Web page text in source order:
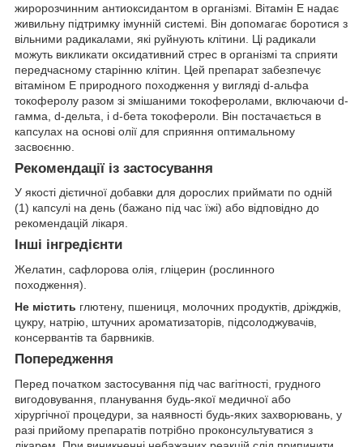
жиророзчинним антиоксидантом в організмі. Вітамін E надає
живильну підтримку імунній системі. Він допомагає боротися з
вільними радикалами, які руйнують клітини. Ці радикали
можуть викликати оксидативний стрес в організмі та сприяти
передчасному старінню клітин. Цей препарат забезпечує
вітаміном E природного походження у вигляді d-альфа
токоферолу разом зі змішаними токоферолами, включаючи d-
гамма, d-дельта, і d-бета токофероли. Він постачається в
капсулах на основі олії для сприяння оптимальному
засвоєнню.
Рекомендації із застосування
У якості дієтичної добавки для дорослих приймати по одній
(1) капсулі на день (бажано під час їжі) або відповідно до
рекомендацій лікаря.
Інші інгредієнти
Желатин, сафлорова олія, гліцерин (рослинного
походження).
Не містить глютену, пшениця, молочних продуктів, дріжджів,
цукру, натрію, штучних ароматизаторів, підсолоджувачів,
консервантів та барвників.
Попередження
Перед початком застосування під час вагітності, грудного
вигодовування, планування будь-якої медичної або
хірургічної процедури, за наявності будь-яких захворювань, у
разі прийому препаратів потрібно проконсультуватися з